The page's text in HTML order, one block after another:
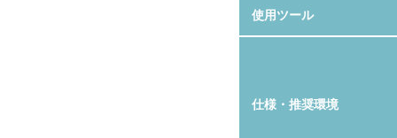
使用ツール
仕様・推奨環境